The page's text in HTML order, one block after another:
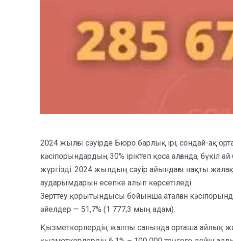
2024 жылғы сәуірде Бюро барлық ірі, сондай-ақ
кәсіпорындардың 30% іріктеп қоса алғанда,
жүргізді. 2024 жылдың сәуір айындағы нақты
аударымдарын есепке алып көрсетіледі.
Зерттеу қорытындысы бойынша аталған
әйелдер — 51,7% (1 777,3 мың адам).
Қызметкерлердің жалпы санында орташа айлық